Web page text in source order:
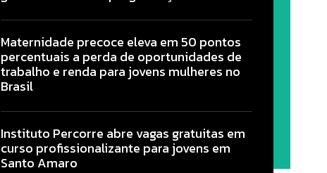
Maternidade precoce eleva em 50 pontos
percentuais a perda de oportunidades de
trabalho e renda para jovens mulheres no
Brasil
Instituto Percorre abre vagas gratuitas em
curso profissionalizante para jovens em
Santo Amaro